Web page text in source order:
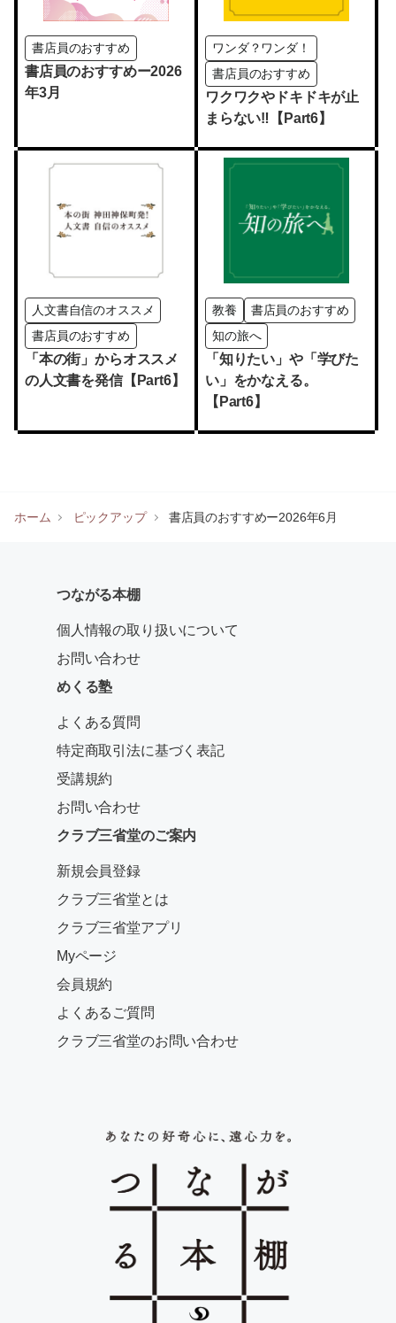
書店員のおすすめ
書店員のおすすめー2026
年3月
ワンダ？ワンダ！
書店員のおすすめ
ワクワクやドキドキが止
まらない‼【Part6】
人文書自信のオススメ
書店員のおすすめ
「本の街」からオススメ
の人文書を発信【Part6】
教養
書店員のおすすめ
知の旅へ
「知りたい」や「学びた
い」をかなえる。
【Part6】
ホーム ピックアップ 書店員のおすすめー2026年6月
つながる本棚
個人情報の取り扱いについて
お問い合わせ
めくる塾
よくある質問
特定商取引法に基づく表記
受講規約
お問い合わせ
クラブ三省堂のご案内
新規会員登録
クラブ三省堂とは
クラブ三省堂アプリ
Myページ
会員規約
よくあるご質問
クラブ三省堂のお問い合わせ